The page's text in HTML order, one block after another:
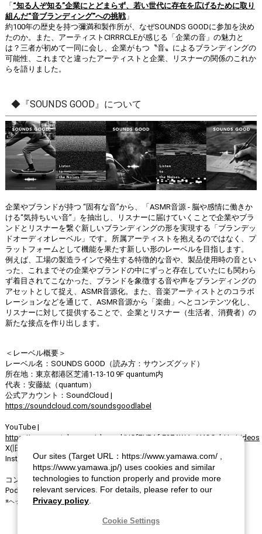
「 “知る人ぞ知る”企業にとどまらず、若い世代に存在を広げるために取り
組んだ“音ブランディング”への挑戦」
約100年の歴史を持つ彌満和製作所が、なぜSOUNDS GOODに参加を決め
たのか。また、アーティストCIRRRCLEが感じる「企業の音」の魅力と
は？三者が初めて一同に会し、企業がもつ〝音〟によるブランディングの
可能性、これまでと違ったアーティストと企業、リスナーの関係のこれか
らを語りました。
◆『SOUNDS GOOD』について
企業やブランドが持つ “固有な音”から、「ASMR音源 - 脳や感情に働きか
ける“気持ちいい音”」を抽出し、リスナーに届けていくことで企業やブラ
ンドとリスナーを繋ぐ新しいブランディングの形を実現する「ブランデッ
ドオーディオレーベル」です。所属アーティストを抱えるのではなく、プ
ラットフォームとして機能を果たす新しい形のレーベルを目指します。
例えば、工場の製造ラインで発生する特徴的な音や、製品使用時の音とい
った、これまでその企業やブランドの中にずっと存在していたにも関わら
ず着目されてこなかった、ブランドを象徴する音や声をブランディングの
アセットとして捉え、ASMR音源化。また、音楽アーティストとのコラボ
レーションなどを通じて、ASMR音源から「楽曲」へとコンテンツ化し、
リスナーに対して提供することで、企業とリスナー（生活者、消費者）の
新たな接点を作り出します。
＜レーベル概要＞
レーベル名：SOUNDS GOOD（読み方：サウンズグッド）
所在地：東京都港区芝浦1-13-10 9F quantum内
代表：安藤紘（quantum）
公式アカウント：SoundCloud |
https://soundcloud.com/soundsgoodlabel
YouTube |
https://www.youtube.com/channel/UCfZVBAfrE2Z1W4mV4OCebHg/videos
X(旧 Twitter) |
Instagram | sounds.good.label
コンテンツ聴取可能環境：SoundCloud、YouTube、Spotify、Apple
Podcasts、Google Podcasts
※ヘッドホンやイヤホンでの聴取を推奨。
Our sites (Target URL：https://www.yamawa.com/ ,
https://www.yamawa.jp/) uses cookies and similar
technologies to function properly and provide more
relevant services. For details, please refer to our
Privacy policy
Cookie Settings